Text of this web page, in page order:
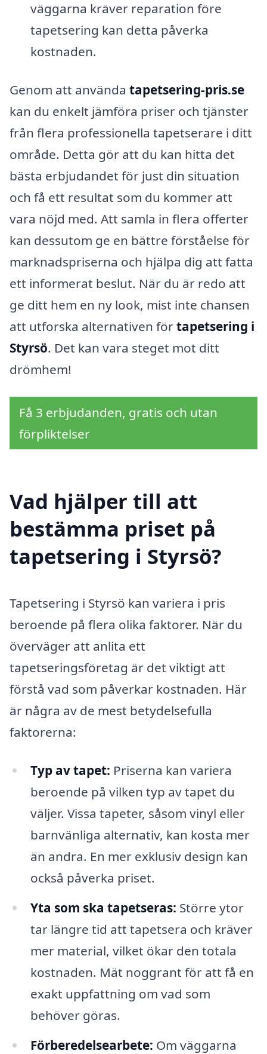
väggarna kräver reparation före
tapetsering kan detta påverka
kostnaden.
Genom att använda tapetsering-pris.se
kan du enkelt jämföra priser och tjänster
från flera professionella tapetserare i ditt
område. Detta gör att du kan hitta det
bästa erbjudandet för just din situation
och få ett resultat som du kommer att
vara nöjd med. Att samla in flera offerter
kan dessutom ge en bättre förståelse för
marknadspriserna och hjälpa dig att fatta
ett informerat beslut. När du är redo att
ge ditt hem en ny look, mist inte chansen
att utforska alternativen förtapetsering i
Styrsö. Det kan vara steget mot ditt
drömhem!
Få 3 erbjudanden, gratis och utan
förpliktelser
Vad hjälper till att
bestämma priset på
tapetsering i Styrsö?
Tapetsering i Styrsö kan variera i pris
beroende på flera olika faktorer. När du
överväger att anlita ett
tapetseringsföretag är det viktigt att
förstå vad som påverkar kostnaden. Här
är några av de mest betydelsefulla
faktorerna:
Typ av tapet: Priserna kan variera
beroende på vilken typ av tapet du
väljer. Vissa tapeter, såsom vinyl eller
barnvänliga alternativ, kan kosta mer
än andra. En mer exklusiv design kan
också påverka priset.
Yta som ska tapetseras: Större ytor
tar längre tid att tapetsera och kräver
mer material, vilket ökar den totala
kostnaden. Mät noggrant för att få en
exakt uppfattning om vad som
behöver göras.
Förberedelsearbete: Om väggarna